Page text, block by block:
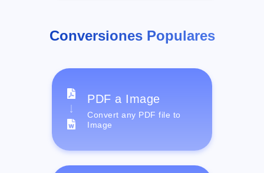
Conversiones Populares
PDF a Image
Convert any PDF file to
Image